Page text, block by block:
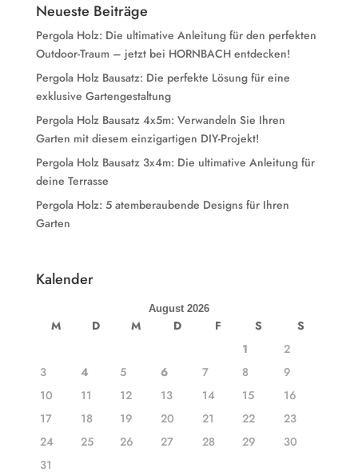
Neueste Beiträge
Pergola Holz: Die ultimative Anleitung für den perfekten
Outdoor-Traum – jetzt bei HORNBACH entdecken!
Pergola Holz Bausatz: Die perfekte Lösung für eine
exklusive Gartengestaltung
Pergola Holz Bausatz 4x5m: Verwandeln Sie Ihren
Garten mit diesem einzigartigen DIY-Projekt!
Pergola Holz Bausatz 3x4m: Die ultimative Anleitung für
deine Terrasse
Pergola Holz: 5 atemberaubende Designs für Ihren
Garten
Kalender
August 2026
M D M D F S
S
1
2
3
4 5 6 7 8
9
10
11 12 13 14 15
16
17
18 19 20 21 22
23
24
25 26 27 28 29
30
31